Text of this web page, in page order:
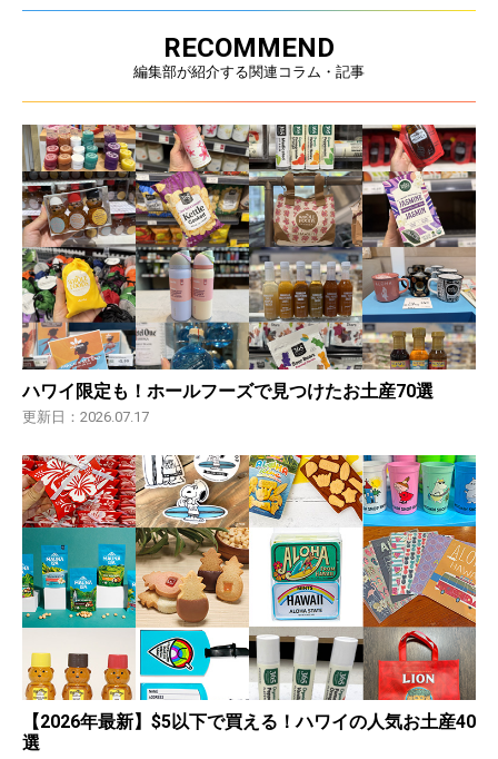
RECOMMEND
編集部が紹介する関連コラム・記事
ハワイ限定も！ホールフーズで見つけたお土産70選
更新日：2026.07.17
【2026年最新】$5以下で買える！ハワイの人気お土産40
選